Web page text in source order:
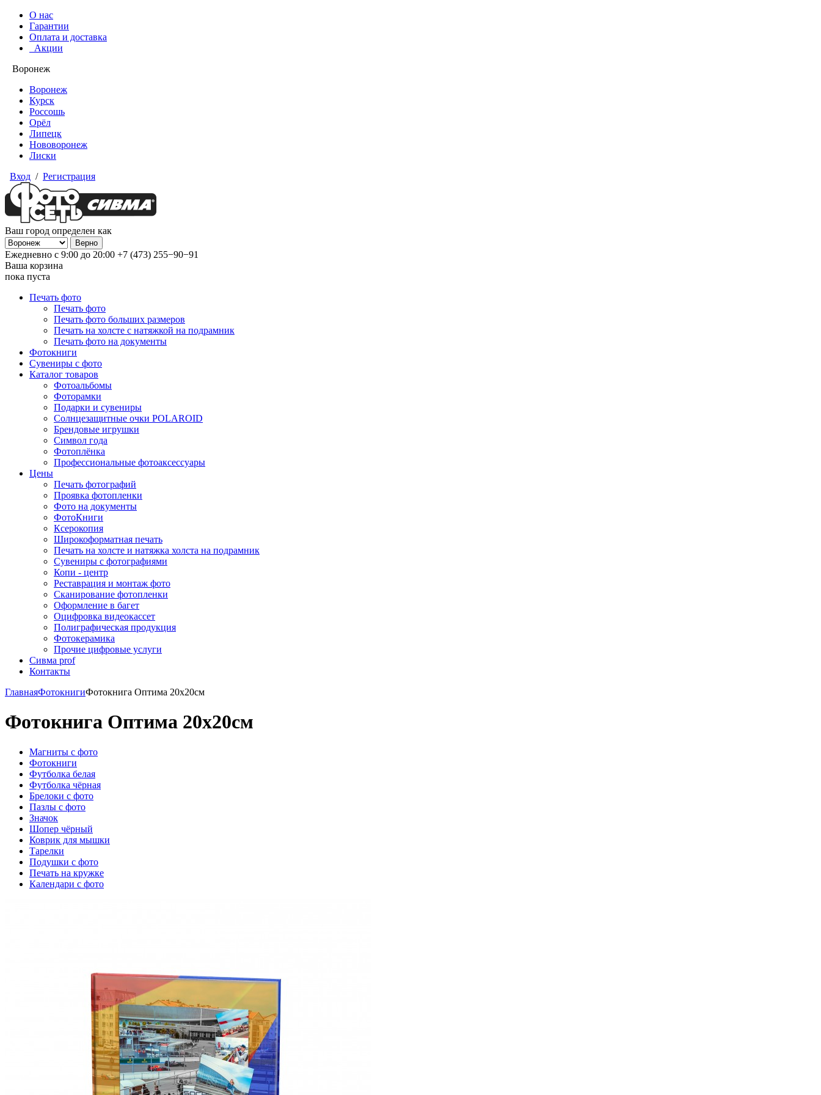
О нас
Гарантии
Оплата и доставка
Акции
Воронеж
Воронеж
Курск
Россошь
Орёл
Липецк
Нововоронеж
Лиски
Вход / Регистрация
Ваш город определен как
Ежедневно с 9:00 до 20:00 +7 (473) 255−90−91
Ваша корзина
пока пуста
Печать фото
Печать фото
Печать фото больших размеров
Печать на холсте с натяжкой на подрамник
Печать фото на документы
Фотокниги
Сувениры с фото
Каталог товаров
Фотоальбомы
Фоторамки
Подарки и сувениры
Солнцезащитные очки POLAROID
Брендовые игрушки
Символ года
Фотоплёнка
Профессиональные фотоаксессуары
Цены
Печать фотографий
Проявка фотопленки
Фото на документы
ФотоКниги
Ксерокопия
Широкоформатная печать
Печать на холсте и натяжка холста на подрамник
Сувениры с фотографиями
Копи - центр
Реставрация и монтаж фото
Сканирование фотопленки
Оформление в багет
Оцифровка видеокассет
Полиграфическая продукция
Фотокерамика
Прочие цифровые услуги
Сивма prof
Контакты
ГлавнаяФотокнигиФотокнига Оптима 20х20см
Фотокнига Оптима 20х20см
Магниты с фото
Фотокниги
Футболка белая
Футболка чёрная
Брелоки с фото
Пазлы с фото
Значок
Шопер чёрный
Коврик для мышки
Тарелки
Подушки с фото
Печать на кружке
Календари с фото